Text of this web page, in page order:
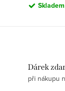
Skladem
Dárek
při nákupu